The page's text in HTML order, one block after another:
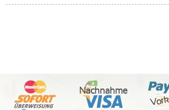
Nachnahme